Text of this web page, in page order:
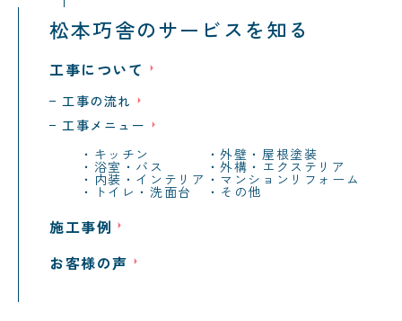
松本巧舎のサービスを知る
工事について
工事の流れ
工事メニュー
キッチン
外壁・屋根塗装
浴室・バス 外構・エクステリア
内装・インテリア マンションリフォーム
トイレ・洗面台 その他
施工事例
お客様の声